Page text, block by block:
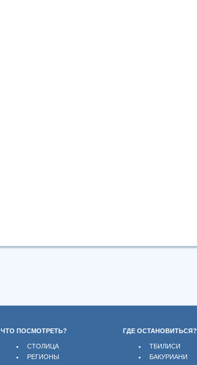
ЧТО ПОСМОТРЕТЬ? ГДЕ ОСТАНОВИТЬСЯ?
СТОЛИЦА
РЕГИОНЫ
ТБИЛИСИ
БАКУРИАНИ